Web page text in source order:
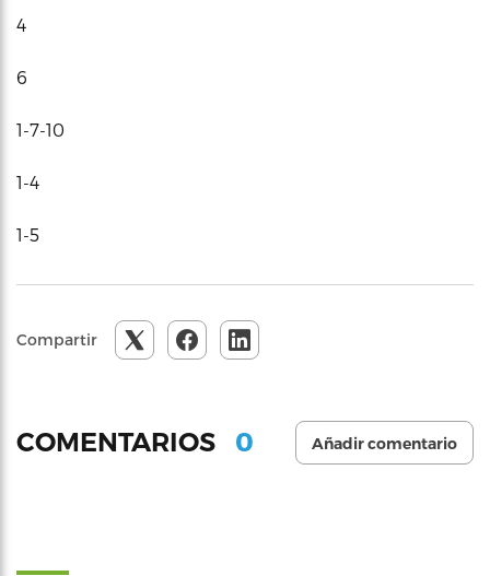
4
6
1-7-10
1-4
1-5
Compartir
COMENTARIOS 0 Añadir comentario